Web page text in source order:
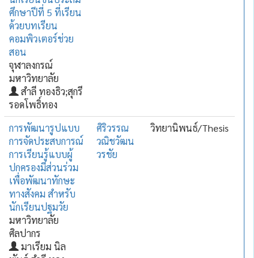
ศึกษาปีที่ 5 ที่เรียน
ด้วยบทเรียน
คอมพิวเตอร์ช่วย
สอน
จุฬาลงกรณ์
มหาวิทยาลัย
สำลี ทองธิว;สุกรี
รอดโพธิ์ทอง
การพัฒนารูปแบบ
การจัดประสบการณ์
การเรียนรู้แบบผู้
ปกครองมีส่วนร่วม
เพื่อพัฒนาทักษะ
ทางสังคม สำหรับ
นักเรียนปฐมวัย
มหาวิทยาลัย
ศิลปากร
มาเรียม นิล
ศิริวรรณ
วณิชวัฒน
วรชัย
วิทยานิพนธ์/Thesis